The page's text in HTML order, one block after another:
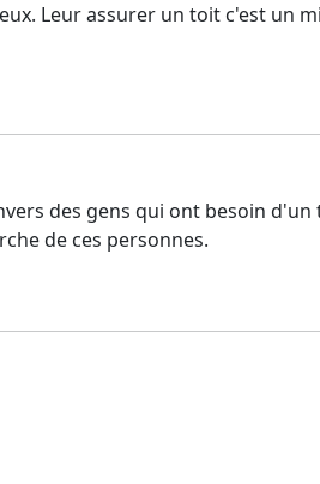
Leur assurer un toit c'est un
des gens qui ont besoin
de ces personnes.